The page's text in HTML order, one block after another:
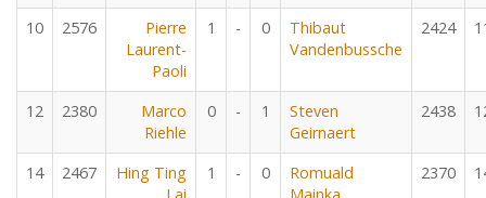
10 2576
Pierre
Laurent-
Paoli
1 - 0
Thibaut
Vandenbussche
2424
12 2380
Marco
Riehle
0 - 1
Steven
Geirnaert
2438
14 2467
Hing Ting
1 - 0
Romuald
2370